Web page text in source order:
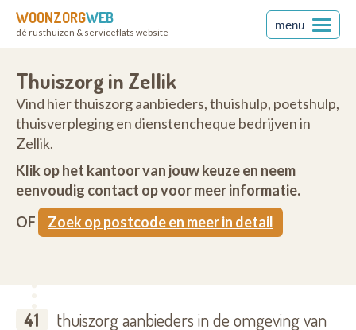
WOONZORGWEB
dé rusthuizen & serviceflats website
menu
Thuiszorg in Zellik
Vind hier thuiszorg aanbieders, thuishulp, poetshulp,
thuisverpleging en dienstencheque bedrijven in
Zellik.
Klik op het kantoor van jouw keuze en neem
eenvoudig contact op voor meer informatie.
OF
Zoek op postcode en meer in detail
41
thuiszorg aanbieders in de omgeving van